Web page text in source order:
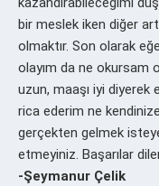
bir meslek iken diğer
olmaktır. Son olarak
olayım da ne okursam
uzun, maaşı iyi
rica ederim ne
gerçekten gelmek
etmeyiniz. Başarılar
-Şeymanur Çelik